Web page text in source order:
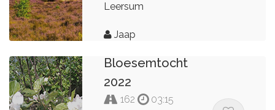
Leersum
Jaap
Bloesemtocht
2022
162
03:15